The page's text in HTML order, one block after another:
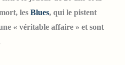
les Blues, qui le pistent
« véritable affaire » et sont